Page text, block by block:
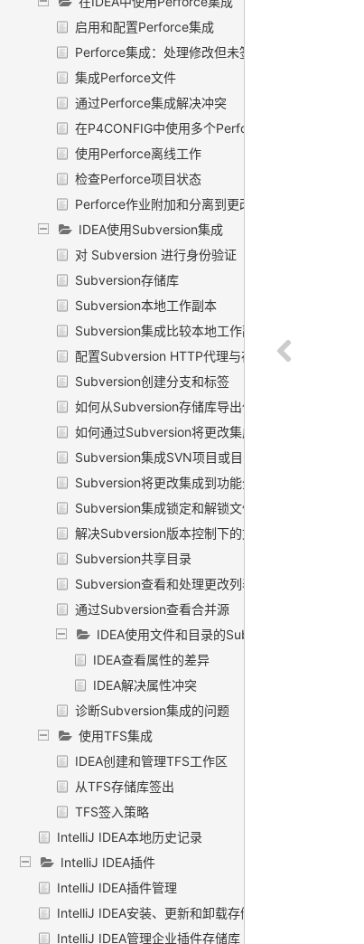
启用和配置Perforce集成
Perforce集成：处理修改但未签出的文件
集成Perforce文件
通过Perforce集成解决冲突
在P4CONFIG中使用多个Perforce库
使用Perforce离线工作
检查Perforce项目状态
Perforce作业附加和分离到更改列表
IDEA使用Subversion集成
对 Subversion 进行身份验证
Subversion存储库
Subversion本地工作副本
Subversion集成比较本地工作副本文件与分支
配置Subversion HTTP代理与存储库
Subversion创建分支和标签
如何从Subversion存储库导出信息
如何通过Subversion将更改集成到分支
Subversion集成SVN项目或目录
Subversion将更改集成到功能分支
Subversion集成锁定和解锁文件和文件夹
解决Subversion版本控制下的文本冲突
Subversion共享目录
Subversion查看和处理更改列表
通过Subversion查看合并源
IDEA使用文件和目录的Subversion属性
IDEA查看属性的差异
IDEA解决属性冲突
诊断Subversion集成的问题
使用TFS集成
IDEA创建和管理TFS工作区
从TFS存储库签出
TFS签入策略
IntelliJ IDEA本地历史记录
IntelliJ IDEA插件
IntelliJ IDEA插件管理
IntelliJ IDEA安装、更新和卸载存储库插件
IntelliJ IDEA管理企业插件存储库